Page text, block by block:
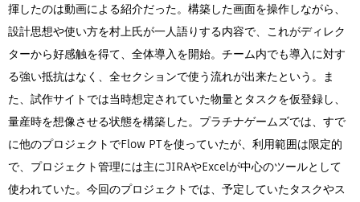
揮したのは動画による紹介だった。構築した画面を操作しながら、
設計思想や使い方を村上氏が一人語りする内容で、これがディレク
ターから好感触を得て、全体導入を開始。チーム内でも導入に対す
る強い抵抗はなく、全セクションで使う流れが出来たという。ま
た、試作サイトでは当時想定されていた物量とタスクを仮登録し、
量産時を想像させる状態を構築した。プラチナゲームズでは、すで
に他のプロジェクトでFlow PTを使っていたが、利用範囲は限定的
で、プロジェクト管理には主にJIRAやExcelが中心のツールとして
使われていた。今回のプロジェクトでは、予定していたタスクやス